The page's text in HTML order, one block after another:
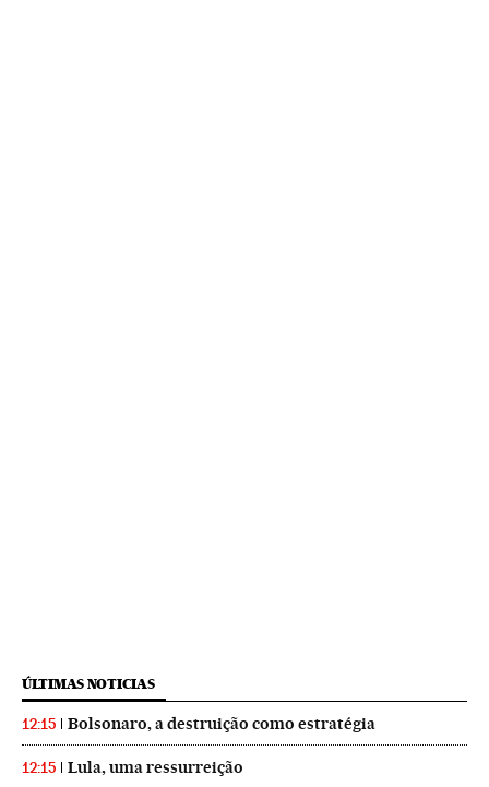
ÚLTIMAS NOTICIAS
12:15 Bolsonaro, a destruição como estratégia
12:15 Lula, uma ressurreição